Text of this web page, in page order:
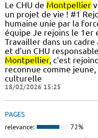
Le CHU de Montpellier
un projet de vie ! #1
humaine unie par la
équipe Je rejoins le 1er
Travailler dans un
et d'un CHU
Montpellier, c'est
reconnue comme
culturelle
18/02/2026 15:25
PAGES
relevance: 72%